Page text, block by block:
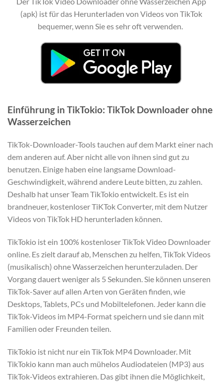
(apk) ist für das Herunterladen von Videos von TikTok
bequemer, wenn Sie es sehr oft verwenden.
Einführung in TikTokio: TikTok Downloader ohne
Wasserzeichen
TikTok-Downloader-Tools tauchen auf dem Markt einer nach
dem anderen auf. Aber nicht alle von ihnen sind gut zu
benutzen. Einige haben eine langsame Download-
Geschwindigkeit, während andere Leute bitten, zu zahlen.
Deshalb hat unser Team TikTokio entwickelt. Es ist ein
brandneuer, kostenloser TiKTok Converter, mit dem Nutzer
Videos von TikTok HD herunterladen können.
TikTokio ist ein 100% kostenloser TikTok Video Downloader
online. Es zielt darauf ab, Menschen zu helfen, TikTok Videos
(musikalisch) ohne Wasserzeichen herunterzuladen. Der
Vorgang dauert weniger als 5 Sekunden. Sie können unseren
TikTok-Saver auf allen Arten von Geräten finden, wie
Desktops, Tablets, PCs und Mobiltelefonen. Jeder kann die
TikTok-Videos im MP4-Format speichern und sie dann mit
Familien oder Freunden teilen.
TikTokio ist nicht nur ein TikTok MP4 Downloader. Mit
TikTokio kann man auch mühelos Audiodateien (MP3) aus
TikTok-Videos extrahieren. Das gibt ihnen die Möglichkeit,